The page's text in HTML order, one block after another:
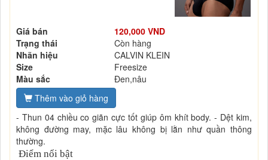
Giá bán
120,000 VND
Trạng thái
Còn hàng
Nhãn hiệu
CALVIN KLEIN
Size
Freesize
Màu sắc
Đen,nâu
Thêm vào giỏ hàng
- Thun 04 chiều co giãn cực tốt giúp ôm khít body. - Dệt kim,
không đường may, mặc lâu không bị lằn như quần thông
thường.
Điểm nổi bật